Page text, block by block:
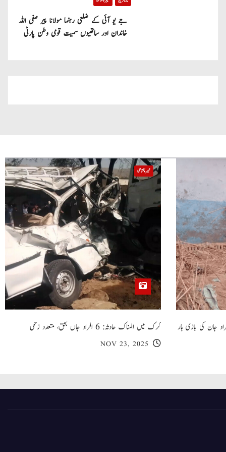
جے یو آئی کے ضلعی رہنما مولانا پیر صفی اللہ
خاندان اور ساتھیوں سمیت قومی وطن پارٹی
گھر کی چھت گرنے کا سانحہ: 5 افراد جان کی بازی ہار
خیبر پختونخوا
کرک میں المناک حادثہ: 6 افراد جاں بحق، متعدد زخمی
NOV 23, 2025